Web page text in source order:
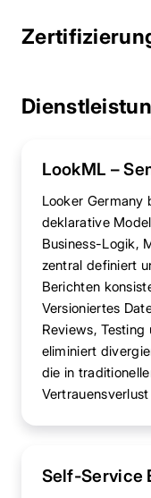
LookML –
Looker Germany
deklarative
Business-Logik,
zentral definiert
Berichten
Versioniertes
Reviews,
eliminiert
die in
Self-Service